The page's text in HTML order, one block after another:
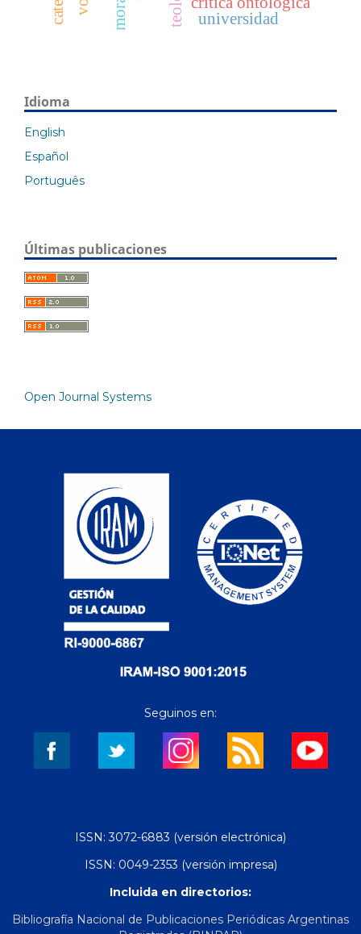
universidad
Idioma
English
Español
Português
Últimas publicaciones
Open Journal Systems
Seguinos en:
ISSN: 3072-6883 (versión electrónica)
ISSN: 0049-2353 (versión impresa)
Incluida en directorios:
Bibliografía Nacional de Publicaciones Periódicas Argentinas